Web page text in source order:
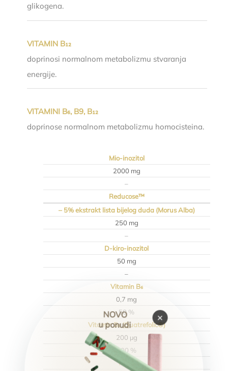
glikogena.
VITAMIN B₁₂
doprinosi normalnom metabolizmu stvaranja
energije.
VITAMINI B₆, B9, B₁₂
doprinose normalnom metabolizmu homocisteina.
Mio-inozitol
2000 mg
–
Reducose™
– 5% ekstrakt lista bijelog duda (Morus Alba)
250 mg
–
D-kiro-inozitol
50 mg
–
Vitamin B₆
0,7 mg
50 %
Vitamin B₉ (Quatrefolic®)
200 µg
100 %
Krom
×
NOVO
u ponudi